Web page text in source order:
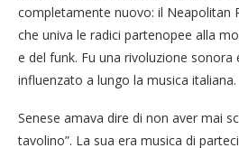
completamente nuovo: il Neapolitan
che univa le radici partenopee alla
e del funk. Fu una rivoluzione sonora
influenzato a lungo la musica italiana.
Senese amava dire di non aver mai
tavolino”. La sua era musica di